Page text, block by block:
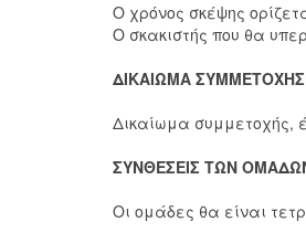
Ο χρόνος σκέψης
Ο σκακιστής που θα
ΔΙΚΑΙΩΜΑ ΣΥΜΜΕΤΟΧΗΣ
Δικαίωμα συμμετοχής,
ΣΥΝΘΕΣΕΙΣ ΤΩΝ
Οι ομάδες θα είναι